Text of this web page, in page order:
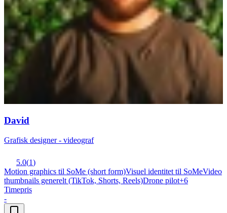
David
Grafisk designer - videograf
5.0(1)
Motion graphics til SoMe (short form)Visuel identitet til SoMeVideo
thumbnails generelt (TikTok, Shorts, Reels)Drone pilot+6
Timepris
-